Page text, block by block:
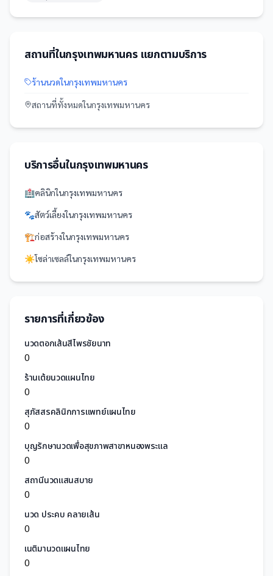
สถานที่ในกรุงเทพมหานครแยกตามบริการ
ร้านนวดในกรุงเทพมหานคร
สถานที่ทั้งหมดในกรุงเทพมหานคร
บริการอื่นในกรุงเทพมหานคร
🏥คลินิกในกรุงเทพมหานคร
🐾สัตว์เลี้ยงในกรุงเทพมหานคร
🏗️ก่อสร้างในกรุงเทพมหานคร
☀️โซล่าเซลล์ในกรุงเทพมหานคร
รายการที่เกี่ยวข้อง
นวดตอกเส้นสีไพรชัยนาท
0
ร้านเต้ยนวดแผนไทย
0
สุภัสสรคลินิกการแพทย์แผนไทย
0
บุญรักษานวดเพื่อสุขภาพสาขาหนองพระแล
0
สถานีนวดแสนสบาย
0
นวด ประคบ คลายเส้น
0
เนติมานวดแผนไทย
0